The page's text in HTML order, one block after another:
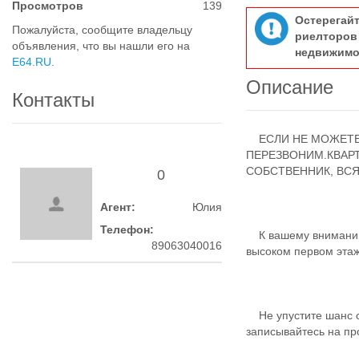
Просмотров
139
Пожалуйста, сообщите владельцу
объявления, что вы нашли его на
E64.RU
Контакты
0
Агент:
Юлия
Телефон:
89063040016
Описание
ЕСЛИ НЕ
СОБСТВЕННИК,
К вашему
высоком первом
Не упустите шанс
записывайтесь на